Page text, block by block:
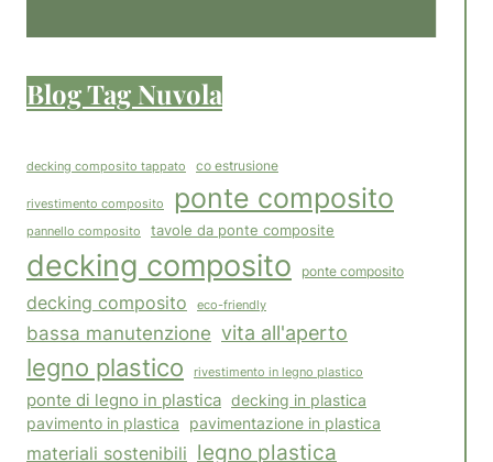
Blog Tag Nuvola
decking composito tappato co estrusione
rivestimento composito ponte composito
pannello composito tavole da ponte composite
decking composito ponte composito
decking composito eco-friendly
bassa manutenzione vita all'aperto
legno plastico rivestimento in legno plastico
ponte di legno in plastica decking in plastica
pavimento in plastica pavimentazione in plastica
materiali sostenibili legno plastica